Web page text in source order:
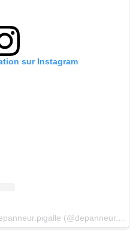
sur Instagram
Une publication partagée par depanneur.pigalle (@depanneur.pigalle)